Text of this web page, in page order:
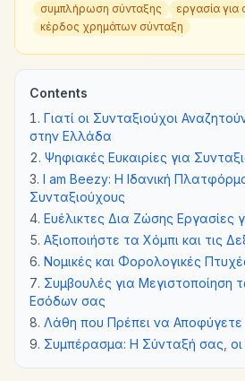
συμπλήρωση σύνταξης
εργασία για
κέρδος χρημάτων σύνταξη
Contents
Γιατί οι Συνταξιούχοι
στην Ελλάδα
Ψηφιακές Ευκαιρίες για
I am Beezy: Η Ιδανική
Συνταξιούχους
Ευέλικτες Δια Ζώσης Εργασίες
Αξιοποιήστε τα Χόμπι και τις
Νομικές και Φορολογικές
Συμβουλές για Μεγιστοποίηση
Εσόδων σας
Λάθη που Πρέπει να Αποφύγετε
Συμπέρασμα: Η Σύνταξή σας,